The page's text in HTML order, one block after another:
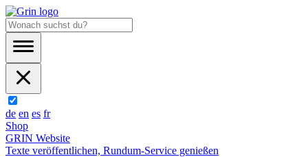
de en es fr
Shop
GRIN Website
Texte veröffentlichen, Rundum-Service genießen